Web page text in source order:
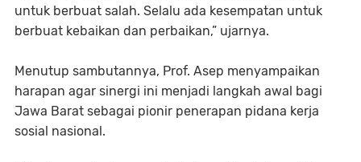
untuk berbuat salah. Selalu ada kesempatan untuk
berbuat kebaikan dan perbaikan,” ujarnya.
Menutup sambutannya, Prof. Asep menyampaikan
harapan agar sinergi ini menjadi langkah awal bagi
Jawa Barat sebagai pionir penerapan pidana kerja
sosial nasional.